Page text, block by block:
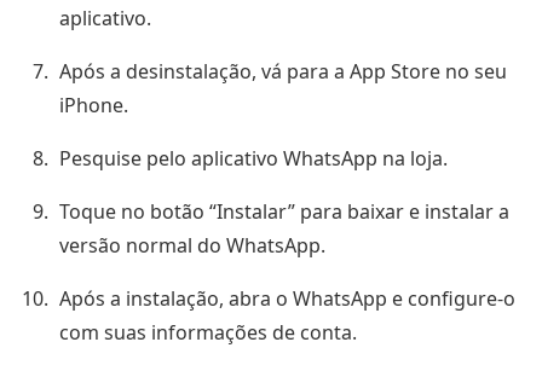
aplicativo.
Após a desinstalação, vá para a App Store no seu
iPhone.
Pesquise pelo aplicativo WhatsApp na loja.
Toque no botão “Instalar” para baixar e instalar a
versão normal do WhatsApp.
Após a instalação, abra o WhatsApp e configure-o
com suas informações de conta.